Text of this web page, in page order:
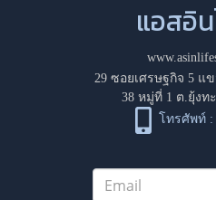
แอสอิ
29 ซอยเศรษฐกิจ 5 แ
38 หมู่ที่ 1 ต.ยุ้งท
โทรศัพท์ :